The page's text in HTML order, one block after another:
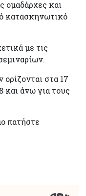
ομαδάρχες και
κατασκηνωτικό
με τις
στα 17
και άνω για τους
πατήστε